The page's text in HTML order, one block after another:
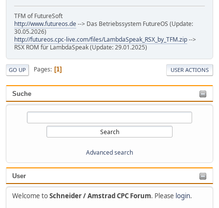
Suche
Advanced search
User
Welcome toSchneider / Amstrad CPC Forum. Please login.
TFM of FutureSoft
http://www.futureos.de--> Das Betriebssystem FutureOS (Update:
30.05.2026)
http://futureos.cpc-live.com/files/LambdaSpeak_RSX_by_TFM.zip-->
RSX ROM für LambdaSpeak (Update: 29.01.2025)
GO UP Pages 1 USER ACTIONS